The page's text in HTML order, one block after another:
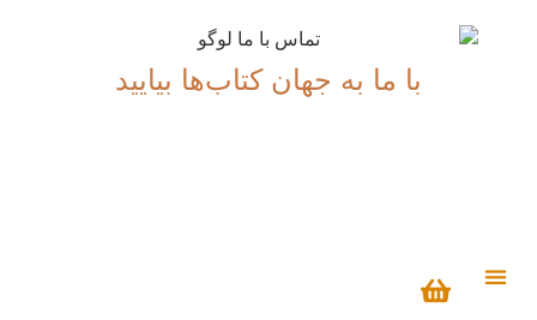
با ما به جهان کتاب‌ها بیایید